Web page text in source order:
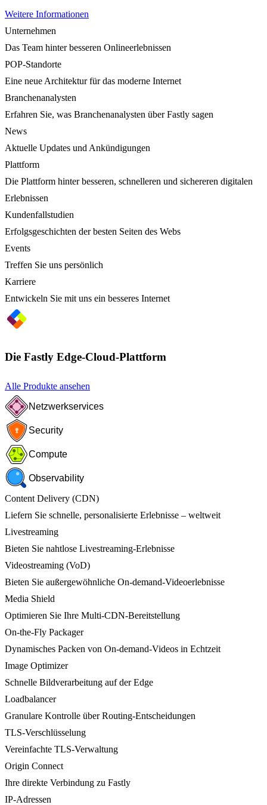
Weitere Informationen
Unternehmen
Das Team hinter besseren Onlineerlebnissen
POP-Standorte
Eine neue Architektur für das moderne Internet
Branchenanalysten
Erfahren Sie, was Branchenanalysten über Fastly sagen
News
Aktuelle Updates und Ankündigungen
Plattform
Die Plattform hinter besseren, schnelleren und sichereren digitalen
Erlebnissen
Kundenfallstudien
Erfolgsgeschichten der besten Seiten des Webs
Events
Treffen Sie uns persönlich
Karriere
Entwickeln Sie mit uns ein besseres Internet
Die Fastly Edge-Cloud-Plattform
Alle Produkte ansehen
Netzwerkservices
Security
Compute
Observability
Content Delivery (CDN)
Liefern Sie schnelle, personalisierte Erlebnisse – weltweit
Livestreaming
Bieten Sie nahtlose Livestreaming-Erlebnisse
Videostreaming (VoD)
Bieten Sie außergewöhnliche On-demand-Videoerlebnisse
Media Shield
Optimieren Sie Ihre Multi-CDN-Bereitstellung
On-the-Fly Packager
Dynamisches Packen von On-demand-Videos in Echtzeit
Image Optimizer
Schnelle Bildverarbeitung auf der Edge
Loadbalancer
Granulare Kontrolle über Routing-Entscheidungen
TLS-Verschlüsselung
Vereinfachte TLS-Verwaltung
Origin Connect
Ihre direkte Verbindung zu Fastly
IP-Adressen